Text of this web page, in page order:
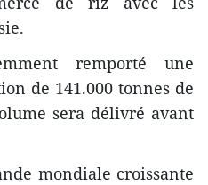
remporté une
de 141.000 tonnes de
sera délivré avant
mondiale croissante